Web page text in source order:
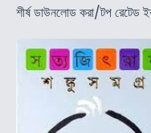
শীর্ষ ডাউনলোড করা/টপ রেটেড